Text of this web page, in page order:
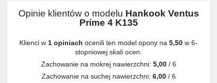
Opinie klientów o modelu Hankook Ventus
Prime 4 K135
Klienci w 1 opiniach ocenili ten model opony na 5,50 w 6-
stopniowej skali ocen.
Zachowanie na mokrej nawierzchni: 5,00/ 6
Zachowanie na suchej nawierzchni: 6,00/ 6